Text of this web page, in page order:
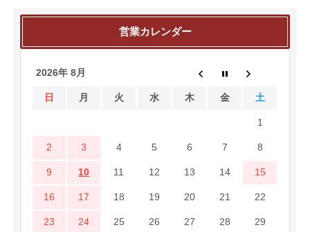
営業カレンダー
2026年 8月
日 月 火 水 木 金 土
1
2 3 4 5 6 7 8
9 10 11 12 13 14 15
16 17 18 19 20 21 22
23 24 25 26 27 28 29